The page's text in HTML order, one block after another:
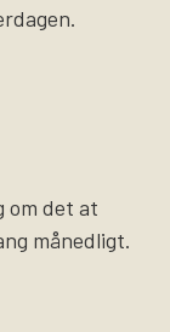
om det at
månedligt.